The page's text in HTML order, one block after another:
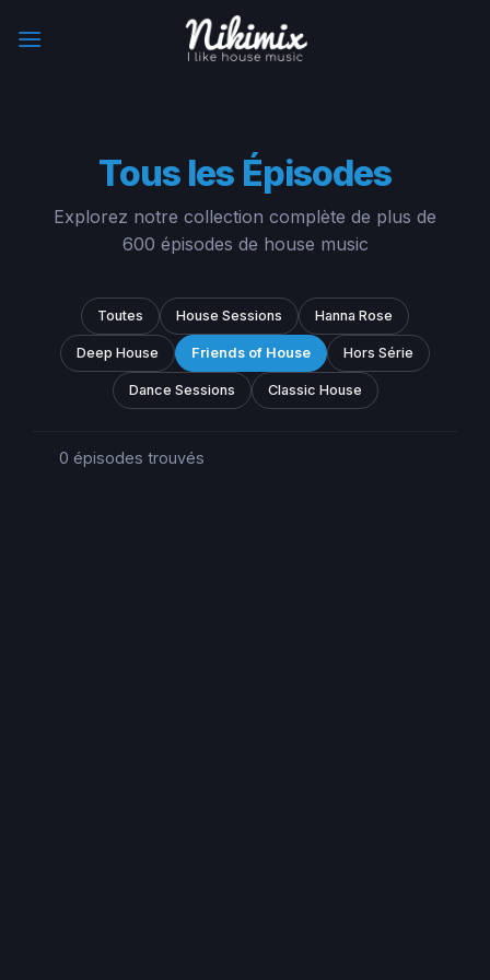
Tous les Épisodes
Explorez notre collection complète de plus de
600 épisodes de house music
Toutes House Sessions Hanna Rose
Deep House Friends of House Hors Série
Dance Sessions Classic House
0 épisodes trouvés